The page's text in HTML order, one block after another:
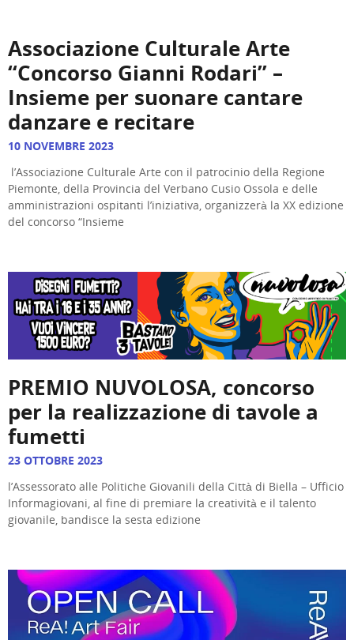
Associazione Culturale Arte
“Concorso Gianni Rodari” –
Insieme per suonare cantare
danzare e recitare
10 NOVEMBRE 2023
l’Associazione Culturale Arte con il patrocinio della Regione
Piemonte, della Provincia del Verbano Cusio Ossola e delle
amministrazioni ospitanti l’iniziativa, organizzerà la XX edizione
del concorso “Insieme
PREMIO NUVOLOSA, concorso
per la realizzazione di tavole a
fumetti
23 OTTOBRE 2023
l’Assessorato alle Politiche Giovanili della Città di Biella – Ufficio
Informagiovani, al fine di premiare la creatività e il talento
giovanile, bandisce la sesta edizione